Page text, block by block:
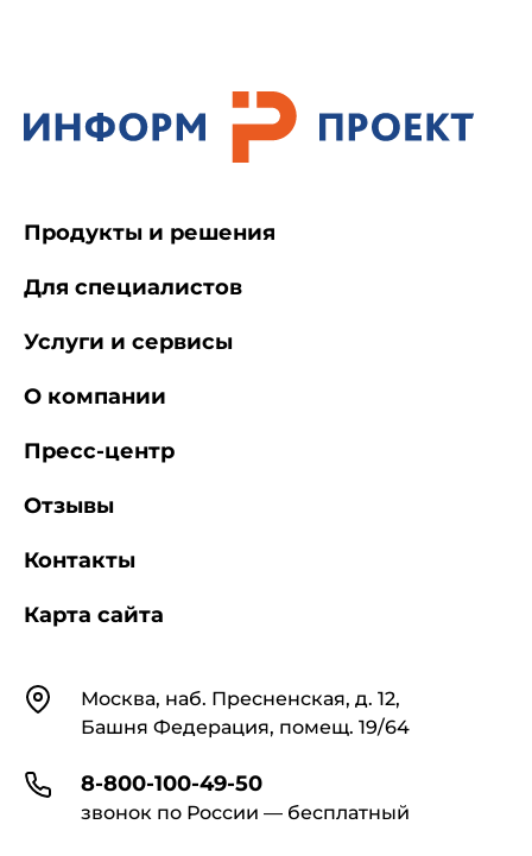
КонтактыМосква, наб. Пресненская, д. 12,
Башня Федерация, помещ. 19/64
8-800-100-49-50
звонок по России — бесплатный
Продукты и решения
Для специалистов
Услуги и сервисы
О компании
Пресс-центр
Отзывы
Контакты
Карта сайта